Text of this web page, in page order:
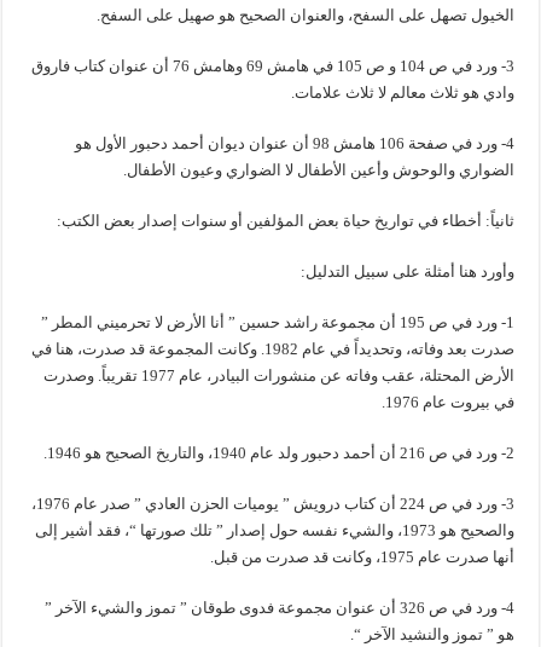
الخيول تصهل على السفح، والعنوان الصحيح هو صهيل على السفح.
3- ورد في ص 104 و ص 105 في هامش 69 وهامش 76 أن عنوان كتاب فاروق
وادي هو ثلاث معالم لا ثلاث علامات.
4- ورد في صفحة 106 هامش 98 أن عنوان ديوان أحمد دحبور الأول هو
الضواري والوحوش وأعين الأطفال لا الضواري وعيون الأطفال.
ثانياً: أخطاء في تواريخ حياة بعض المؤلفين أو سنوات إصدار بعض الكتب:
وأورد هنا أمثلة على سبيل التدليل:
1- ورد في ص 195 أن مجموعة راشد حسين ” أنا الأرض لا تحرميني المطر ”
صدرت بعد وفاته، وتحديداً في عام 1982. وكانت المجموعة قد صدرت، هنا في
الأرض المحتلة، عقب وفاته عن منشورات البيادر، عام 1977 تقريباً. وصدرت
في بيروت عام 1976.
2- ورد في ص 216 أن أحمد دحبور ولد عام 1940، والتاريخ الصحيح هو 1946.
3- ورد في ص 224 أن كتاب درويش ” يوميات الحزن العادي ” صدر عام 1976،
والصحيح هو 1973، والشيء نفسه حول إصدار ” تلك صورتها “، فقد أشير إلى
أنها صدرت عام 1975، وكانت قد صدرت من قبل.
4- ورد في ص 326 أن عنوان مجموعة فدوى طوقان ” تموز والشيء الآخر ”
هو ” تموز والنشيد الآخر “.